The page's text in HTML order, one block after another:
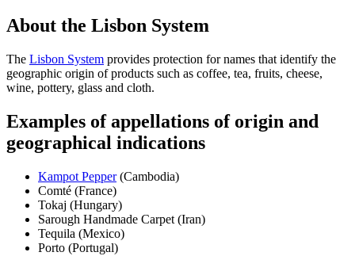
About the Lisbon System
The Lisbon System provides protection for names that identify the
geographic origin of products such as coffee, tea, fruits, cheese,
wine, pottery, glass and cloth.
Examples of appellations of origin and
geographical indications
Kampot Pepper(Cambodia)
Comté (France)
Tokaj (Hungary)
Sarough Handmade Carpet (Iran)
Tequila (Mexico)
Porto (Portugal)